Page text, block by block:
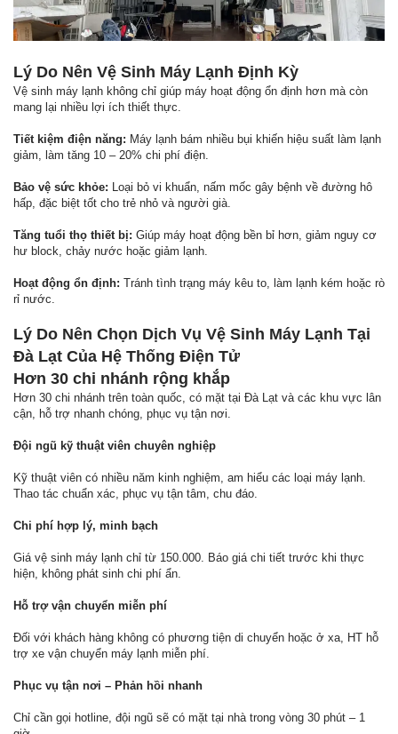
Lý Do Nên Vệ Sinh Máy Lạnh Định Kỳ
Vệ sinh máy lạnh không chỉ giúp máy hoạt động ổn định hơn mà còn
mang lại nhiều lợi ích thiết thực.
Tiết kiệm điện năng: Máy lạnh bám nhiều bụi khiến hiệu suất làm lạnh
giảm, làm tăng 10 – 20% chi phí điện.
Bảo vệ sức khỏe: Loại bỏ vi khuẩn, nấm mốc gây bệnh về đường hô
hấp, đặc biệt tốt cho trẻ nhỏ và người già.
Tăng tuổi thọ thiết bị: Giúp máy hoạt động bền bỉ hơn, giảm nguy cơ
hư block, chảy nước hoặc giảm lạnh.
Hoạt động ổn định: Tránh tình trạng máy kêu to, làm lạnh kém hoặc rò
rỉ nước.
Lý Do Nên Chọn Dịch Vụ Vệ Sinh Máy Lạnh Tại
Đà Lạt Của Hệ Thống Điện Tử
Hơn 30 chi nhánh rộng khắp
Hơn 30 chi nhánh trên toàn quốc, có mặt tại Đà Lạt và các khu vực lân
cận, hỗ trợ nhanh chóng, phục vụ tận nơi.
Đội ngũ kỹ thuật viên chuyên nghiệp
Kỹ thuật viên có nhiều năm kinh nghiệm, am hiểu các loại máy lạnh.
Thao tác chuẩn xác, phục vụ tận tâm, chu đáo.
Chi phí hợp lý, minh bạch
Giá vệ sinh máy lạnh chỉ từ 150.000. Báo giá chi tiết trước khi thực
hiện, không phát sinh chi phí ẩn.
Hỗ trợ vận chuyển miễn phí
Đối với khách hàng không có phương tiện di chuyển hoặc ở xa, HT hỗ
trợ xe vận chuyển máy lạnh miễn phí.
Phục vụ tận nơi – Phản hồi nhanh
Chỉ cần gọi hotline, đội ngũ sẽ có mặt tại nhà trong vòng 30 phút – 1